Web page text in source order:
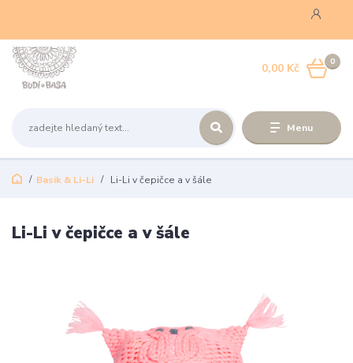
Menu
0
0,00 Kč
Basik & Li-Li Li-Li v čepičce a v šále
Li-Li v čepičce a v šále